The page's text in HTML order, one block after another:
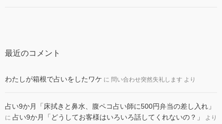
最近のコメント
わたしが箱根で占いをしたワケ に 問い合わせ突然失礼します より
占い9か月「床拭きと鼻水、腹ペコ占い師に500円弁当の差し入れ」
に 占い9か月「どうしてお客様はいろいろ話してくれないの？」 より